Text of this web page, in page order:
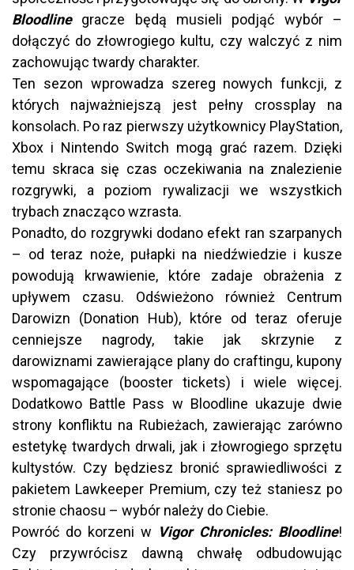
Bloodlinegracze będą musieli podjąć wybór –
dołączyć do złowrogiego kultu, czy walczyć z nim
zachowując twardy charakter.
Ten sezon wprowadza szereg nowych funkcji, z
których najważniejszą jest pełny crossplay na
konsolach. Po raz pierwszy użytkownicy PlayStation,
Xbox i Nintendo Switch mogą grać razem. Dzięki
temu skraca się czas oczekiwania na znalezienie
rozgrywki, a poziom rywalizacji we wszystkich
trybach znacząco wzrasta.
Ponadto, do rozgrywki dodano efekt ran szarpanych
– od teraz noże, pułapki na niedźwiedzie i kusze
powodują krwawienie, które zadaje obrażenia z
upływem czasu. Odświeżono również Centrum
Darowizn (Donation Hub), które od teraz oferuje
cenniejsze nagrody, takie jak skrzynie z
darowiznami zawierające plany do craftingu, kupony
wspomagające (booster tickets) i wiele więcej.
Dodatkowo Battle Pass w Bloodline ukazuje dwie
strony konfliktu na Rubieżach, zawierając zarówno
estetykę twardych drwali, jak i złowrogiego sprzętu
kultystów. Czy będziesz bronić sprawiedliwości z
pakietem Lawkeeper Premium, czy też staniesz po
stronie chaosu – wybór należy do Ciebie.
Powróć do korzeni w Vigor Chronicles: Bloodline!
Czy przywrócisz dawną chwałę odbudowując